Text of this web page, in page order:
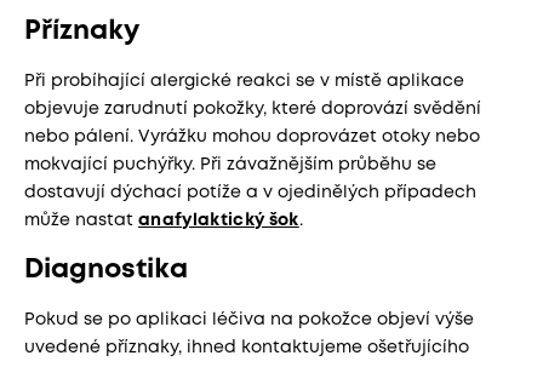
Příznaky
Při probíhající alergické reakci se v místě aplikace
objevuje zarudnutí pokožky, které doprovází svědění
nebo pálení. Vyrážku mohou doprovázet otoky nebo
mokvající puchýřky. Při závažnějším průběhu se
dostavují dýchací potíže a v ojedinělých případech
může nastat anafylaktický šok.
Diagnostika
Pokud se po aplikaci léčiva na pokožce objeví výše
uvedené příznaky, ihned kontaktujeme ošetřujícího